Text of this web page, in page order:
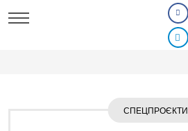
СПЕЦПРОЄКТИ